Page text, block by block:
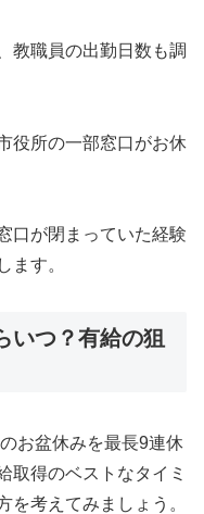
教職員の出勤日数も調
役所の一部窓口がお休
口が閉まっていた経験
ます。
いつ？有給の狙
お盆休みを最長9連休
取得のベストなタイミ
を考えてみましょう。